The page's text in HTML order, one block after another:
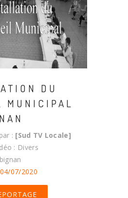
DU
MUNICIPAL
: [Sud TV Locale]
: Divers
07/2020